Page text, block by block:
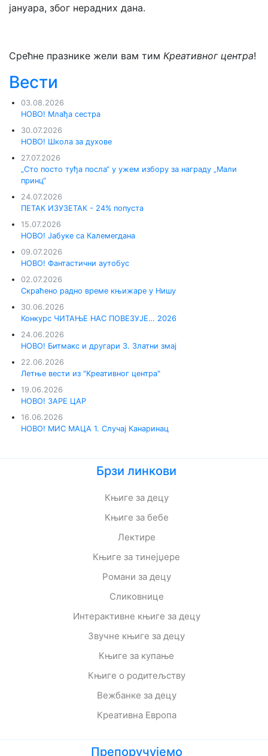
јануара, због нерадних дана.
Срећне празнике жели вам тим Креативног центра!
Вести
03.08.2026
НОВО! Млађа сестра
30.07.2026
НОВО! Школа за духове
27.07.2026
„Сто посто туђа посла“ у ужем избору за награду „Мали
принц“
24.07.2026
ПЕТАК ИЗУЗЕТАК - 24% попуста
15.07.2026
НОВО! Јабуке са Калемегдана
09.07.2026
НОВО! Фантастични аутобус
02.07.2026
Скраћено радно време књижаре у Нишу
30.06.2026
Конкурс ЧИТАЊЕ НАС ПОВЕЗУЈЕ… 2026
24.06.2026
НОВО! Битмакс и другари 3. Златни змај
22.06.2026
Летње вести из "Креативног центра"
19.06.2026
НОВО! ЗАРЕ ЦАР
16.06.2026
НОВО! МИС МАЦА 1. Случај Канаринац
Брзи линкови
Књиге за децу
Књиге за бебе
Лектире
Књиге за тинејџере
Романи за децу
Сликовнице
Интерактивне књиге за децу
Звучне књиге за децу
Књиге за купање
Књиге о родитељству
Вежбанке за децу
Креативна Европа
Препоручујемо